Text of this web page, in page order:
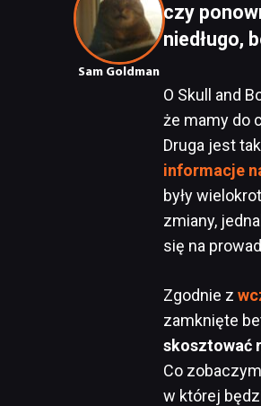
Sam Goldman
czy
niedługo,
O Skull and
że mamy do
Druga jest
informacje
były
zmiany,
się na
Zgodnie z
zamknięte
skosztować
Co
w której